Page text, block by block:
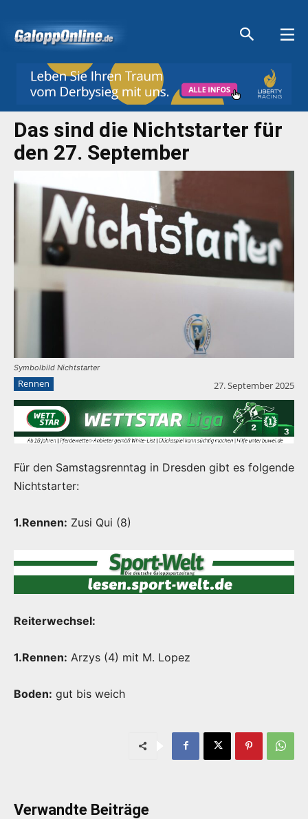
Das sind die Nichtstarter für
den 27. September
Symbolbild Nichtstarter
Rennen 27. September 2025
Für den Samstagsrenntag in Dresden gibt es folgende
Nichtstarter:
1.Rennen: Zusi Qui (8)
Reiterwechsel:
1.Rennen: Arzys (4) mit M. Lopez
Boden: gut bis weich
Verwandte Beiträge